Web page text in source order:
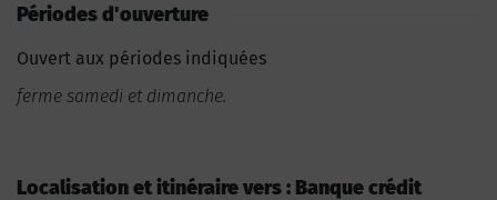
Périodes d'ouverture
Ouvert aux périodes indiquées
ferme samedi et dimanche.
Localisation et itinéraire vers : Banque crédit